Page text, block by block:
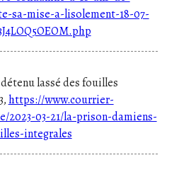
sa-mise-a-lisolement-18-07-
lassé des fouilles
https://www.courrier-
2023-03-21/la-prison-damiens-
integrales